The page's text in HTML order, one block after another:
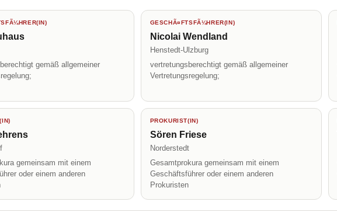
gemäß allgemeiner
GESCHÃ¤FTSFÃ¼HRER(IN)
Nicolai Wendland
Henstedt-Ulzburg
vertretungsberechtigt gemäß allgemeiner
Vertretungsregelung;
gemeinsam mit einem
oder einem anderen
PROKURIST(IN)
Sören Friese
Norderstedt
Gesamtprokura gemeinsam mit einem
Geschäftsführer oder einem anderen
Prokuristen